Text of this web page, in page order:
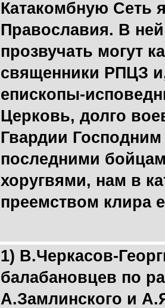
Катакомбную Сеть
Православия. В
прозвучать могут
священники РПЦЗ
епископы-
Церковь, долго
Гвардии
последними
хоругвями, нам в
преемством клира
1) В.Черкасов-
балабановцев по
А.Замлинского и